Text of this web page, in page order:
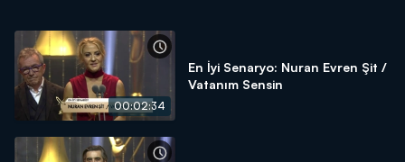
00:02:34
En İyi Senaryo: Nuran Evren Şit /
Vatanım Sensin